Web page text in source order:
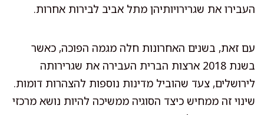
העבירו את שגרירויותיהן מתל אביב לבירות אחרות.
עם זאת, בשנים האחרונות חלה מגמה הפוכה, כאשר
בשנת 2018 ארצות הברית העבירה את שגרירותה
לירושלים, צעד שהוביל מדינות נוספות להצהרות דומות.
שינוי זה ממחיש כיצד הסוגיה ממשיכה להיות נושא מרכזי